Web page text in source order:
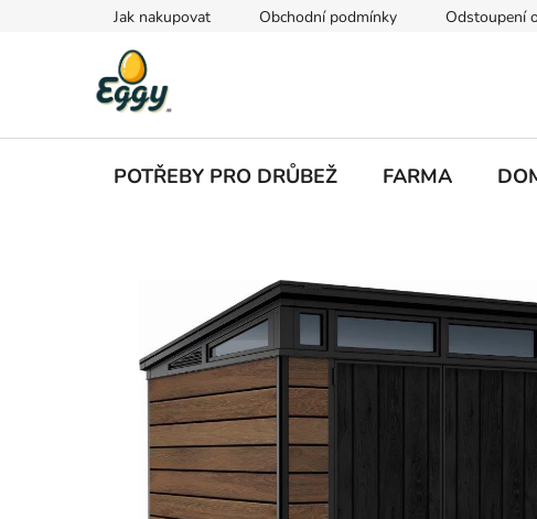
Jak nakupovat Obchodní podmínky Odstoupení
POTŘEBY PRO DRŮBEŽ FARMA